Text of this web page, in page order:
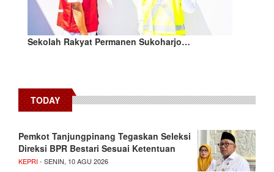
Sekolah Rakyat Permanen Sukoharjo…
TODAY
Pemkot Tanjungpinang Tegaskan Seleksi
Direksi BPR Bestari Sesuai Ketentuan
KEPRI- SENIN, 10 AGU 2026